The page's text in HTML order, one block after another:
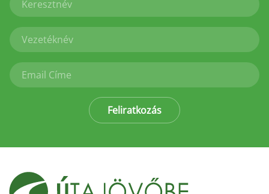
Feliratkozás